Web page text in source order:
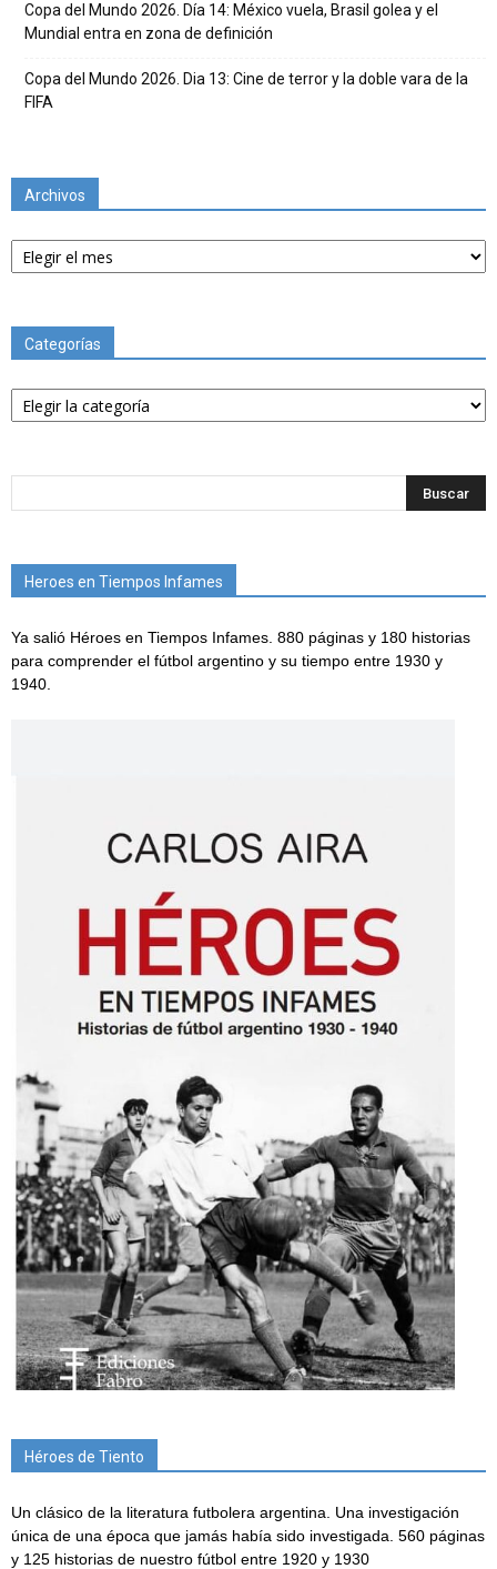
Copa del Mundo 2026. Día 14: México vuela, Brasil golea y el
Mundial entra en zona de definición
Copa del Mundo 2026. Dia 13: Cine de terror y la doble vara de la
FIFA
Archivos
Archivos
Categorías
Categorías
Heroes en Tiempos Infames
Ya salió Héroes en Tiempos Infames. 880 páginas y 180 historias
para comprender el fútbol argentino y su tiempo entre 1930 y
1940.
Héroes de Tiento
Un clásico de la literatura futbolera argentina. Una investigación
única de una época que jamás había sido investigada. 560 páginas
y 125 historias de nuestro fútbol entre 1920 y 1930